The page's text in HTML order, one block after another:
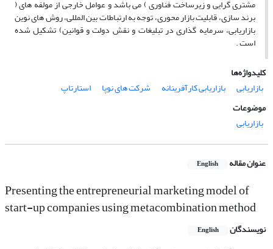
مشتری گرایی و زیرساخت فناوری ) می باشد و عوامل خارجی از مولفه های (
برند سازی، قابلیت بازار محوری، توجه به ارتباطات بین المللی، روش های نوین
بازاریابی، سرمایه گذاری در تبلیغات و نقش دولت و قوانین) تشکیل شده
است .
کلیدواژه‌ها
بازاریابی
بازاریابی کارآفرینانه شرکت های نوپا
استارتاپ
موضوعات
بازاریابی
عنوان مقاله English
Presenting the entrepreneurial marketing model of
start-up companies using metacombination method
نویسندگان English